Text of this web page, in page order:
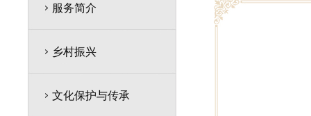
服务简介
乡村振兴
文化保护与传承